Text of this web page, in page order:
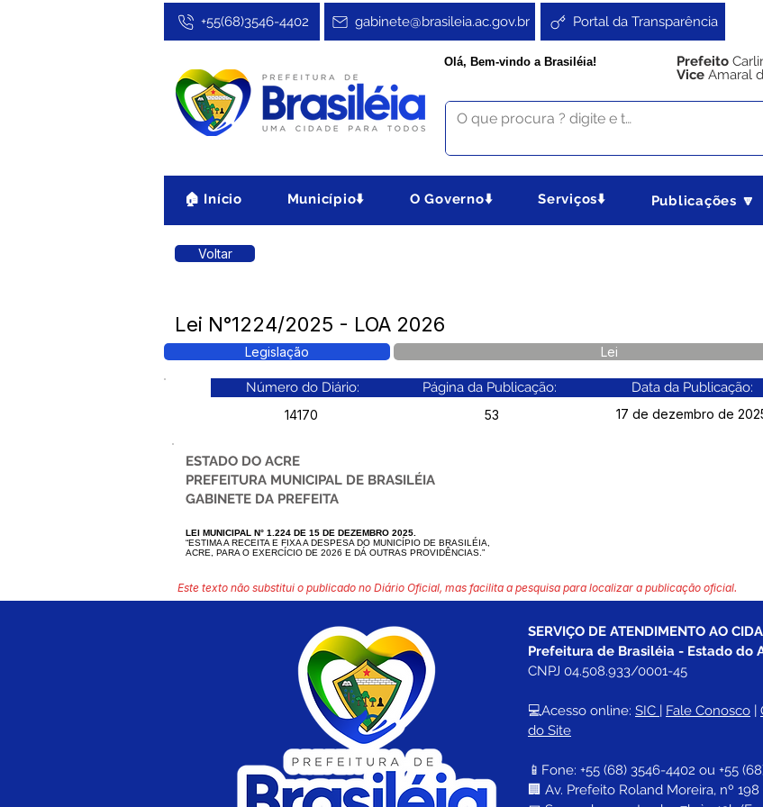
Portal da Transparência
gabinete@brasileia.ac.gov.br
+55(68)3546-4402
Olá, Bem-vindo a Brasiléia! Prefeito
Vice Amaral
🏠 Início Município⬇️ O Governo⬇️ Serviços⬇️ Publicações 🔽
Voltar
Lei N°1224/2025 - LOA 2026
Legislação Lei
Número do Diário: Página da Publicação: Data da Publicação:
14170 53 17 de dezembro de
ESTADO DO ACRE
PREFEITURA MUNICIPAL DE BRASILÉIA
GABINETE DA PREFEITA
LEI MUNICIPAL N° 1.224 DE 15 DE DEZEMBRO 2025.
“ESTIMA A RECEITA E FIXA A DESPESA DO MUNICÍPIO DE BRASILÉIA,
ACRE, PARA O EXERCÍCIO DE 2026 E DÁ OUTRAS PROVIDÊNCIAS.”
Este texto não substitui o publicado no Diário Oficial, mas facilita a pesquisa para localizar a publicação oficial.
SERVIÇO DE ATENDIMENTO AO
Prefeitura de Brasiléia - Estado do
CNPJ 04.508.933/0001-45
💻Acesso online: SIC | Fale Conosco |
do Site
📱Fone: +55 (68) 3546-4402 ou +55
🏢 Av. Prefeito Roland Moreira, nº